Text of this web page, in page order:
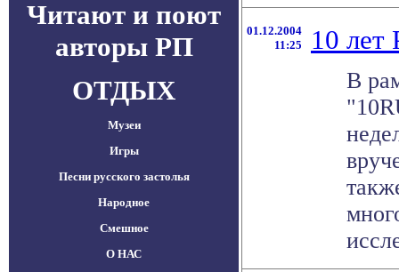
Читают и поют
авторы РП
ОТДЫХ
Музеи
Игры
Песни русского застолья
Народное
Смешное
О НАС
01.12.2004
11:25
10 лет
В